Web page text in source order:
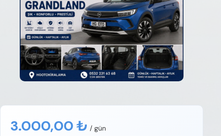
3.000,00 ₺ / gün